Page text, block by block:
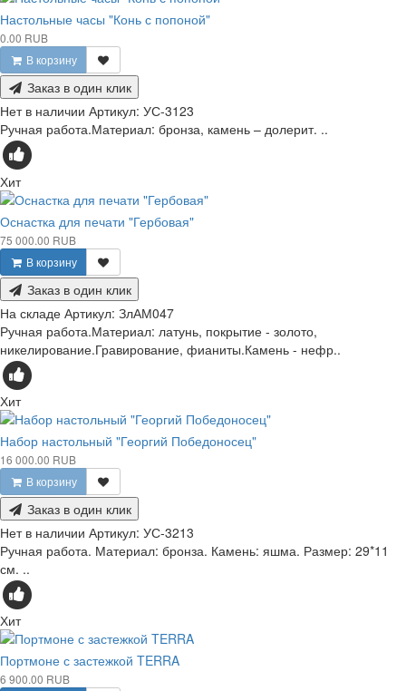
Настольные часы "Конь с попоной"
0.00 RUB
В корзину
Заказ в один клик
Нет в наличии Артикул: УС-3123
Ручная работа.Материал: бронза, камень – долерит. ..
Хит
Оснастка для печати "Гербовая"
75 000.00 RUB
В корзину
Заказ в один клик
На складе Артикул: ЗлАМ047
Ручная работа.Материал: латунь, покрытие - золото,
никелирование.Гравирование, фианиты.Камень - нефр..
Хит
Набор настольный "Георгий Победоносец"
16 000.00 RUB
В корзину
Заказ в один клик
Нет в наличии Артикул: УС-3213
Ручная работа. Материал: бронза. Камень: яшма. Размер: 29*11
см. ..
Хит
Портмоне с застежкой TERRA
6 900.00 RUB